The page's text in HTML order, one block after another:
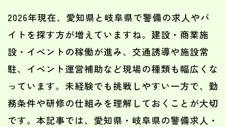
2026年現在、愛知県と岐阜県で警備の求人やバ
イトを探す方が増えていますね。建設・商業施
設・イベントの稼働が進み、交通誘導や施設常
駐、イベント運営補助など現場の種類も幅広くな
っています。未経験でも挑戦しやすい一方で、勤
務条件や研修の仕組みを理解しておくことが大切
です。本記事では、愛知県・岐阜県の警備求人・